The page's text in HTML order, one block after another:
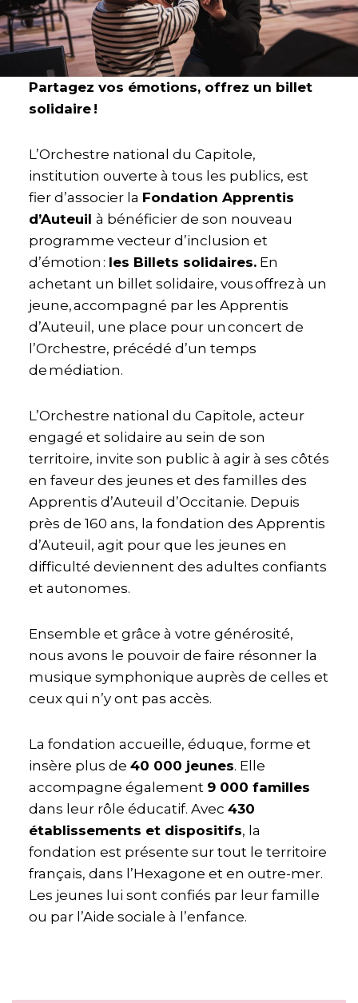
Partagez vos émotions, offrez un billet
solidaire !
L’Orchestre national du Capitole,
institution ouverte à tous les publics, est
fier d’associer la Fondation Apprentis
d’Auteuil à bénéficier de son nouveau
programme vecteur d’inclusion et
d’émotion : les Billets solidaires.En
achetant un billet solidaire, vous offrez à un
jeune, accompagné par les Apprentis
d’Auteuil, une place pour un concert de
l’Orchestre, précédé d’un temps
de médiation.
L’Orchestre national du Capitole, acteur
engagé et solidaire au sein de son
territoire, invite son public à agir à ses côtés
en faveur des jeunes et des familles des
Apprentis d’Auteuil d’Occitanie. Depuis
près de 160 ans, la fondation des Apprentis
d’Auteuil, agit pour que les jeunes en
difficulté deviennent des adultes confiants
et autonomes.
Ensemble et grâce à votre générosité,
nous avons le pouvoir de faire résonner la
musique symphonique auprès de celles et
ceux qui n’y ont pas accès.
La fondation accueille, éduque, forme et
insère plus de 40 000 jeunes. Elle
accompagne également 9 000 familles
dans leur rôle éducatif. Avec 430
établissements et dispositifs, la
fondation est présente sur tout le territoire
français, dans l’Hexagone et en outre-mer.
Les jeunes lui sont confiés par leur famille
ou par l’Aide sociale à l’enfance.